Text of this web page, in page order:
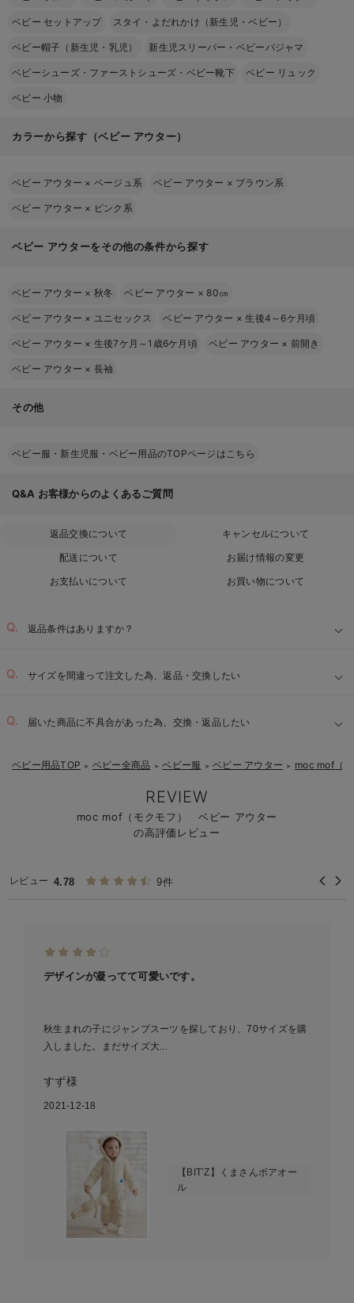
ベビー セットアップ スタイ・よだれかけ（新生児・ベビー）
ベビー帽子（新生児・乳児） 新生児スリーパー・ベビーパジャマ
ベビーシューズ・ファーストシューズ・ベビー靴下 ベビー リュック
ベビー 小物
カラーから探す（ベビー アウター）
ベビー アウター × ベージュ系 ベビー アウター × ブラウン系
ベビー アウター × ピンク系
ベビー アウターをその他の条件から探す
ベビー アウター × 秋冬 ベビー アウター × 80㎝
ベビー アウター × ユニセックス ベビー アウター ×生後4～6ケ月頃
ベビー アウター × 生後7ケ月～1歳6ケ月頃 ベビー アウター × 前開き
ベビー アウター × 長袖
その他
ベビー服・新生児服・ベビー用品のTOPページはこちら
Q&A お客様からのよくあるご質問
返品交換について
キャンセルについて
配送について
お届け情報の変更
お支払いについて
お買い物について
返品条件はありますか？
サイズを間違って注文した為、返品・交換したい
届いた商品に不具合があった為、交換・返品したい
ベビー用品TOP ＞ ベビー全商品 ＞ ベビー服 ＞ ベビー アウター ＞ moc mof（
REVIEW
moc mof（モクモフ） ベビー アウター
の高評価レビュー
レビュー 4.78 9件
デザインが凝ってて可愛いです。
秋生まれの子にジャンプスーツを探しており、70サイズを購
入しました。まだサイズ大...
すず様
2021-12-18
【BIT’Z】くまさんボアオー
ル